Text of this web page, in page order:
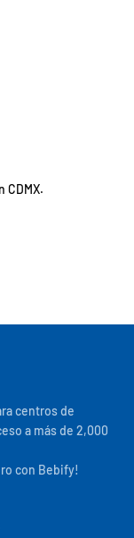
CDMX.
artículo 3
centros de
a más de 2,000
con Bebify!